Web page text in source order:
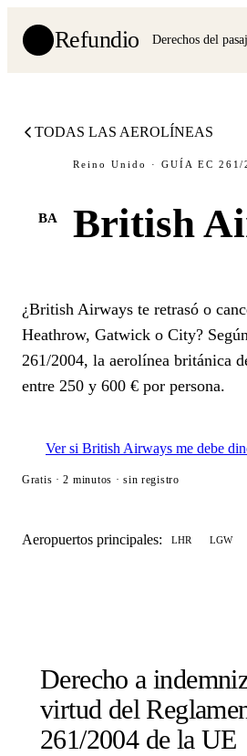
Refundio Derechos del
TODAS LAS AEROLÍNEAS
BA
Reino Unido · GUÍA EC 261/
British
¿British Airways te retrasó o
Heathrow, Gatwick o City?
261/2004, la aerolínea británica
entre 250 y 600 € por persona.
Ver si British Airways me debe
Gratis · 2 minutos · sin registro
Aeropuertos principales: LHR LGW
Derecho a
virtud del
261/2004 de la UE